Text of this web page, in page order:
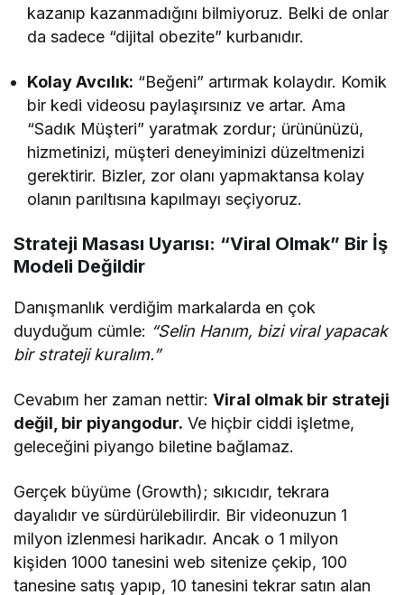
kazanıp kazanmadığını bilmiyoruz. Belki de onlar
da sadece “dijital obezite” kurbanıdır.
Kolay Avcılık: “Beğeni” artırmak kolaydır. Komik
bir kedi videosu paylaşırsınız ve artar. Ama
“Sadık Müşteri” yaratmak zordur; ürününüzü,
hizmetinizi, müşteri deneyiminizi düzeltmenizi
gerektirir. Bizler, zor olanı yapmaktansa kolay
olanın parıltısına kapılmayı seçiyoruz.
Strateji Masası Uyarısı: “Viral Olmak” Bir İş
Modeli Değildir
Danışmanlık verdiğim markalarda en çok
duyduğum cümle: “Selin Hanım, bizi viral yapacak
bir strateji kuralım.”
Cevabım her zaman nettir:Viral olmak bir strateji
değil, bir piyangodur. Ve hiçbir ciddi işletme,
geleceğini piyango biletine bağlamaz.
Gerçek büyüme (Growth); sıkıcıdır, tekrara
dayalıdır ve sürdürülebilirdir. Bir videonuzun 1
milyon izlenmesi harikadır. Ancak o 1 milyon
kişiden 1000 tanesini web sitenize çekip, 100
tanesine satış yapıp, 10 tanesini tekrar satın alan